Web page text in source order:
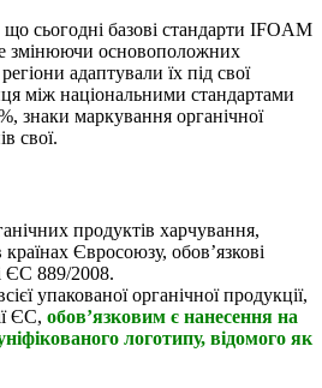
сьогодні базові стандарти IFOAM
змінюючи основоположних
адаптували їх під свої
між національними стандартами
знаки маркування органічної
свої.
продуктів харчування,
Євросоюзу, обов’язкові
ЄС 889/2008.
упакованої органічної продукції,
ЄС, обов’язковим є нанесення на
логотипу, відомого як